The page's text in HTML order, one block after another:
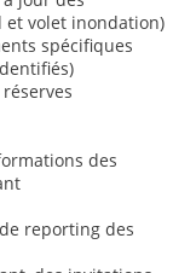
et volet inondation)
spécifiques
des
reporting des